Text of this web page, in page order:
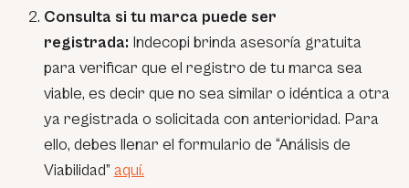
Consulta si tu marca puede ser
registrada: Indecopi brinda asesoría gratuita
para verificar que el registro de tu marca sea
viable, es decir que no sea similar o idéntica a otra
ya registrada o solicitada con anterioridad. Para
ello, debes llenar el formulario de “Análisis de
Viabilidad” aquí.